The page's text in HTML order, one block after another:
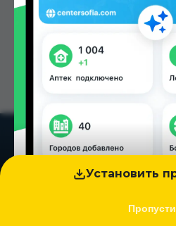
Установить